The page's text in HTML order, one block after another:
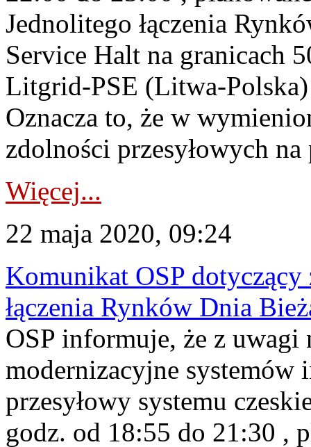
Jednolitego łączenia
Service Halt na granicach
Litgrid-PSE (Litwa-
Oznacza to, że w
zdolności przesyłowych
Więcej...
22 maja 2020, 09:24
Komunikat OSP dotyczący
łączenia Rynków Dnia
OSP informuje, że z uwagi
modernizacyjne systemów
przesyłowy systemu
godz. od 18:55 do 21:30 ,